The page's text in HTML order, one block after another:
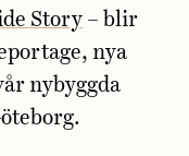
Story – blir
nya
nybyggda